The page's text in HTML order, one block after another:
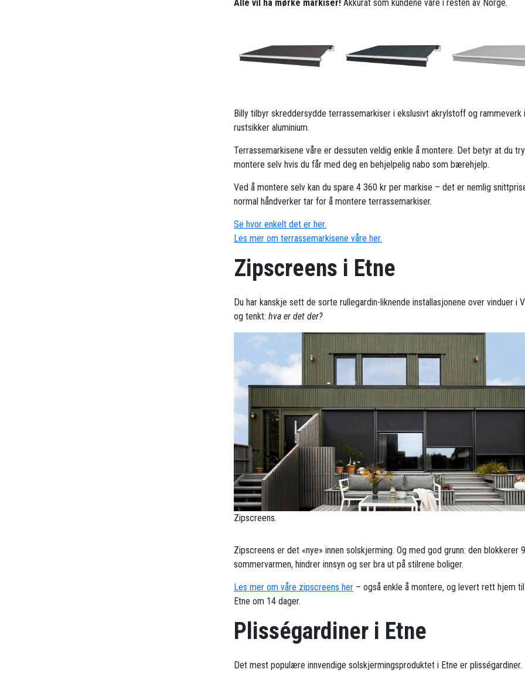
Alle vil ha mørke markiser! Akkurat som kundene våre i resten av Norge.
Billy tilbyr skreddersydde terrassemarkiser i ekslusivt akrylstoff og rammeverk i
rustsikker aluminium.
Terrassemarkisene våre er dessuten veldig enkle å montere. Det betyr at du
montere selv hvis du får med deg en behjelpelig nabo som bærehjelp.
Ved å montere selv kan du spare 4 360 kr per markise – det er nemlig
normal håndverker tar for å montere terrassemarkiser.
Se hvor enkelt det er her.
Les mer om terrassemarkisene våre her.
Zipscreens i Etne
Du har kanskje sett de sorte rullegardin-liknende installasjonene over vinduer i
og tenkt: hva er det der?
Zipscreens.
Zipscreens er det «nye» innen solskjerming. Og med god grunn: den blokkerer
sommervarmen, hindrer innsyn og ser bra ut på stilrene boliger.
Les mer om våre zipscreens her – også enkle å montere, og levert rett hjem
Etne om 14 dager.
Plisségardiner i Etne
Det mest populære innvendige solskjermingsproduktet i Etne er plisségardiner.